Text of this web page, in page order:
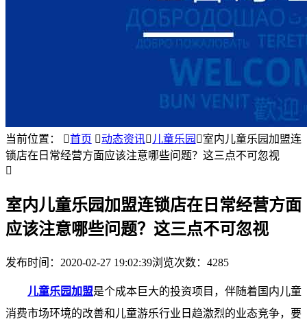
当前位置： 首页 动态资讯 儿童乐园 室内儿童乐园加盟连
锁店在日常经营方面应该注意哪些问题？这三点不可忽视

室内儿童乐园加盟连锁店在日常经营方面
应该注意哪些问题？这三点不可忽视
发布时间： 2020-02-27 19:02:39浏览次数：4285
儿童乐园加盟是个成本巨大的投资项目，伴随着国内儿童
消费市场环境的改善和儿童游乐行业日趋激烈的业态竞争，要